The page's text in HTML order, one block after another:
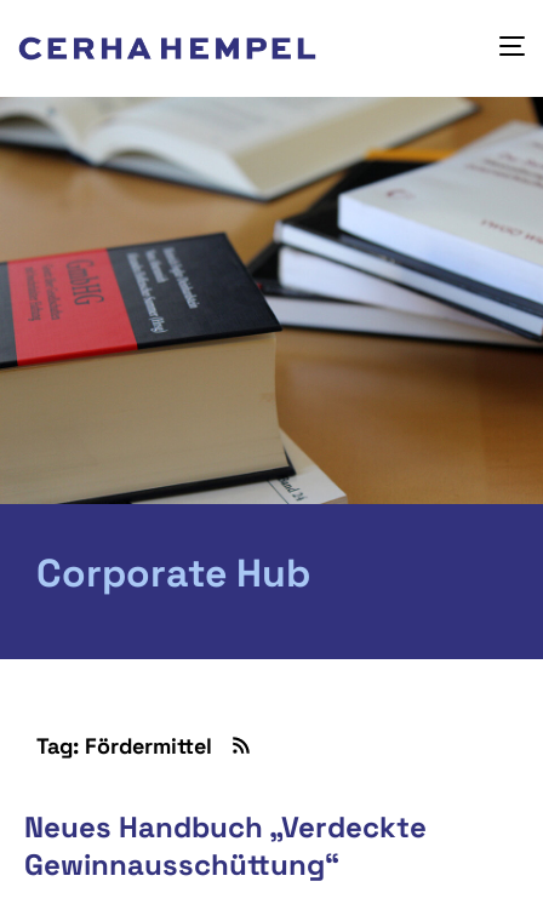
Corporate Hub
Tag: Fördermittel
Neues Handbuch „Verdeckte
Gewinnausschüttung“